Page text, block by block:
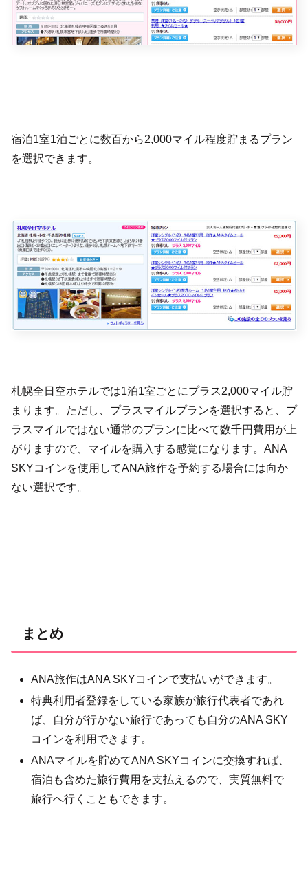
宿泊1室1泊ごとに数百から2,000マイル程度貯まるプラン
を選択できます。
札幌全日空ホテルでは1泊1室ごとにプラス2,000マイル貯
まります。ただし、プラスマイルプランを選択すると、プ
ラスマイルではない通常のプランに比べて数千円費用が上
がりますので、マイルを購入する感覚になります。ANA
SKYコインを使用してANA旅作を予約する場合には向か
ない選択です。
まとめ
ANA旅作はANA SKYコインで支払いができます。
特典利用者登録をしている家族が旅行代表者であれ
ば、自分が行かない旅行であっても自分のANA SKY
コインを利用できます。
ANAマイルを貯めてANA SKYコインに交換すれば、
宿泊も含めた旅行費用を支払えるので、実質無料で
旅行へ行くこともできます。